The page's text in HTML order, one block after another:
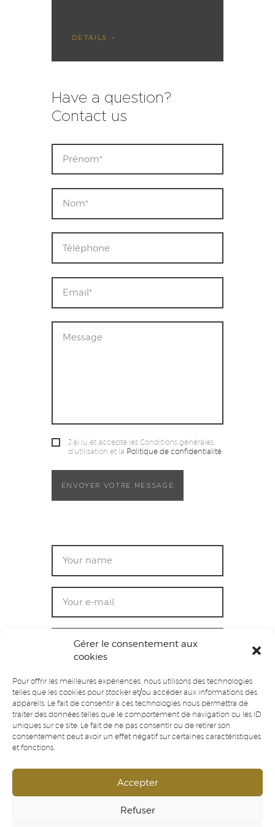
Gérer le consentement aux
cookies
Pour offrir les meilleures expériences, nous utilisons des technologies
telles que les cookies pour stocker et/ou accéder aux informations des
appareils. Le fait de consentir à ces technologies nous permettra de
traiter des données telles que le comportement de navigation ou les ID
uniques sur ce site. Le fait de ne pas consentir ou de retirer son
consentement peut avoir un effet négatif sur certaines caractéristiques
et fonctions.
Accepter
Refuser
DETAILS
Have a question?
Contact us
J'ai lu et accepté les Conditions générales
d'utilisation et la Politique de confidentialité.
ENVOYER VOTRE MESSAGE
I agree that my submitted data is being
SEND MESSAGE